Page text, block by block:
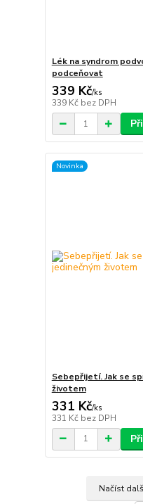
Lék na syndrom
podceňovat
339 Kč/ks
339 Kč bez DPH
Novinka
Sebepřijetí. Jak se
životem
331 Kč/ks
331 Kč bez DPH
Načíst